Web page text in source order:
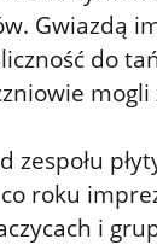
Gwiazdą
do
mogli
roku
i